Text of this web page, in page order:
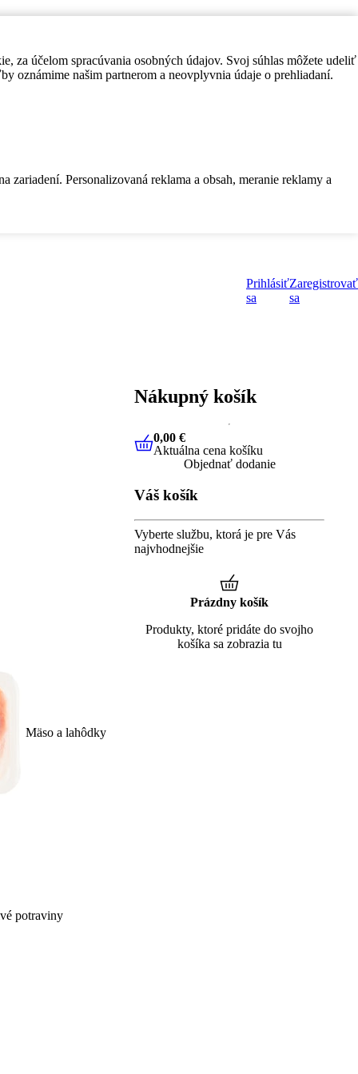
za účelom spracúvania osobných údajov. Svoj súhlas môžete udeliť
oznámime našim partnerom a neovplyvnia údaje o prehliadaní.
Personalizovaná reklama a obsah, meranie reklamy a
Prihlásiť
sa
Zaregistrovať
sa
Mäso a lahôdky
potraviny
Nákupný košík
0,00 €Aktuálna cena košíku
0,00 €
Aktuálna cena košíku
Objednať dodanie
Váš košík
Vyberte službu, ktorá je pre Vás
najvhodnejšie
Prázdny košík
Produkty, ktoré pridáte do svojho
košíka sa zobrazia tu